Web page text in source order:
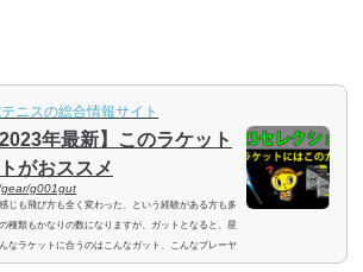
ニスの総合情報サイト
年最新】このラケット
がおススメ
g001gut
じも飛び方も全く変わった、という経験がある方も多
種類もかなりの数になりますが、ガットとなると、星
なラケットに合うのはこんなガット、こんなプレーヤ
きたらこんなに多くなってしまった、ということなの